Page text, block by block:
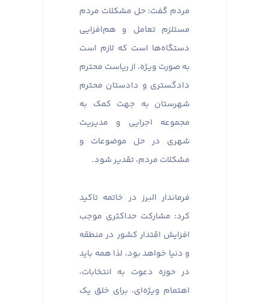
مردم گفت: حل مشکلات مردم
مستلزم تعامل و هم‌افزایی
دستگاه‌ها است که لازم است
به صورت ویژه، از ریاست محترم
دادگستری و دادستان محترم
شهرستان به جهت کمک به
مجموعه اجرایی و مدیریت
شهری در حل موضوعات و
مشکلات مردم، تقدیر شود.
فرماندار البرز در خاتمه تاکید
کرد: مشارکت حداکثری موجب
افزایش اقتدار کشور در منطقه
و دنیا خواهد بود، لذا همه باید
در حوزه دعوت به انتخابات،
اهتمام ویژه‌ای، برای خلق یک